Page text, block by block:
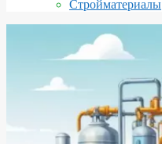
Стройматериалы